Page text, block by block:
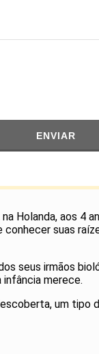
ENVIAR
Holanda, aos 4
suas
seus irmãos
infância merece.
um tipo